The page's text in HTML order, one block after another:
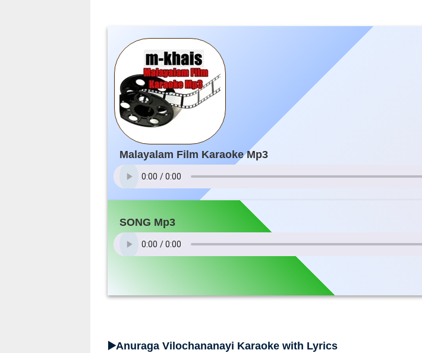
Malayalam Film Karaoke Mp3
SONG Mp3
▶️Anuraga Vilochananayi Karaoke with Lyrics